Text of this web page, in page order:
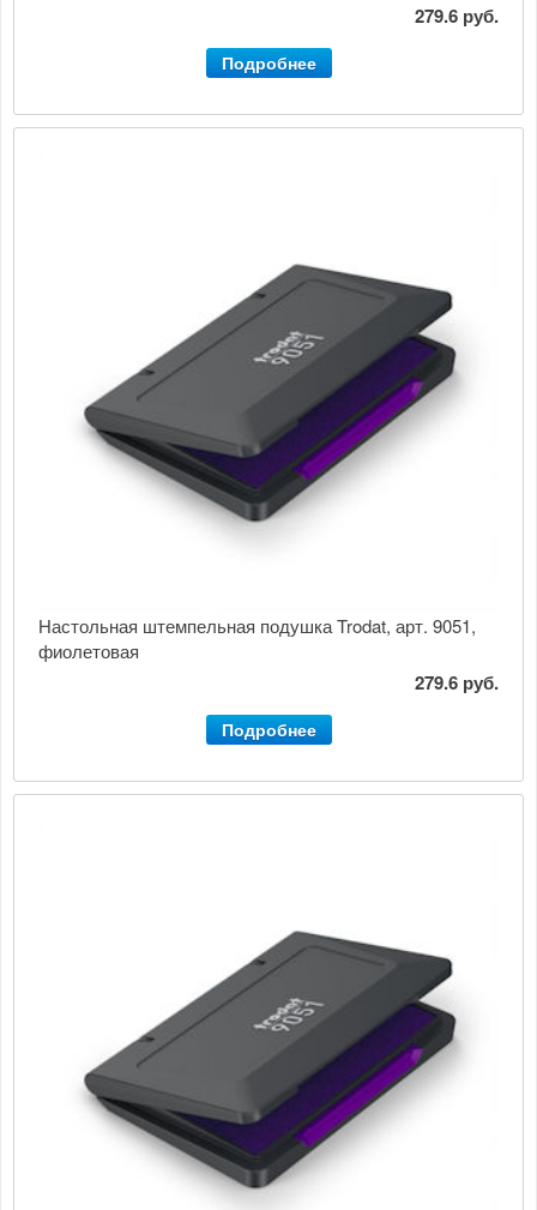
279.6 руб.
Подробнее
Настольная штемпельная подушка Trodat, арт. 9051,
фиолетовая
279.6 руб.
Подробнее